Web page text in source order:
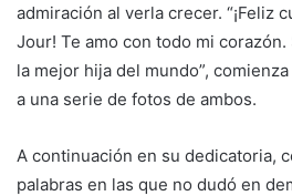
admiración al verla crecer. “¡Feliz
Jour! Te amo con todo mi
la mejor hija del mundo”,
a una serie de fotos de ambos.
A continuación en su dedicatoria,
palabras en las que no dudó en